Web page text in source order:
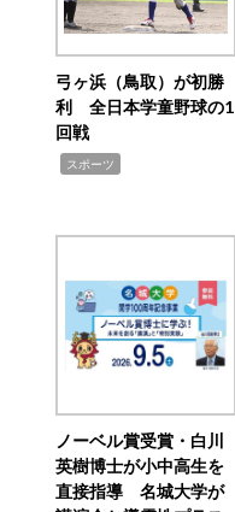
弓ヶ浜（鳥取）が初勝
利 全日本学童野球の1
回戦
スポーツ
ノーベル賞受賞・白川
英樹博士が小中高生を
直接指導 名城大学が